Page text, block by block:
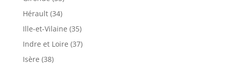
Hérault (34)
Ille-et-Vilaine (35)
Indre et Loire (37)
Isère (38)